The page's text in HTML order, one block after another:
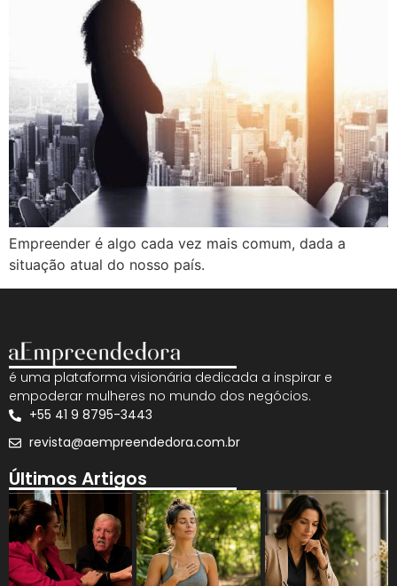
Empreender é algo cada vez mais comum, dada a
situação atual do nosso país.
é uma plataforma visionária dedicada a inspirar e
empoderar mulheres no mundo dos negócios.
+55 41 9 8795-3443
revista@aempreendedora.com.br
Últimos Artigos